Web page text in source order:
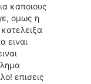
καποιους
ομως η
ειναι
επισεις
ΑΡΧΕΙΟ ΤΕΥΧΩΝ